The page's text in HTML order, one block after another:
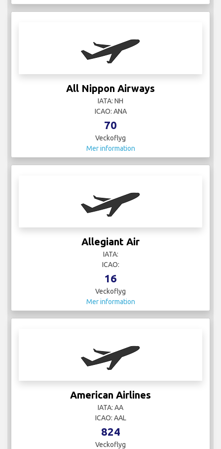
All Nippon Airways
IATA: NH
ICAO: ANA
70
Veckoflyg
Mer information
Allegiant Air
IATA:
ICAO:
16
Veckoflyg
Mer information
American Airlines
IATA: AA
ICAO: AAL
824
Veckoflyg